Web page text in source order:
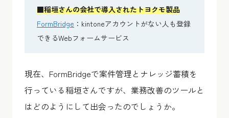
■︎稲垣さんの会社で導入されたトヨクモ製品
FormBridge ：kintoneアカウントがない人も登録
できるWebフォームサービス
現在、FormBridgeで案件管理とナレッジ蓄積を
行っている稲垣さんですが、業務改善のツールと
はどのようにして出会ったのでしょうか。